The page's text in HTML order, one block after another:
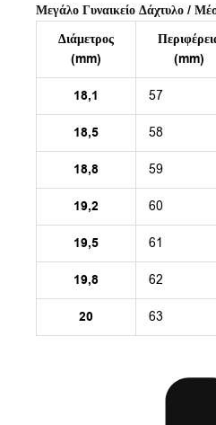
Μεγάλο Γυναικείο Δάχτυλο /
Διάμετρος
(mm)
(mm)
18,1 57
18,5 58
18,8 59
19,2 60
19,5 61
19,8 62
20 63